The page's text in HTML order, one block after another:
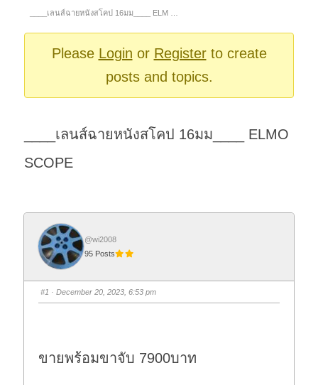
breadcrumbs
____เลนส์ฉายหนังสโคป 16มม____ ELM …
Please Login or Registerto create
posts and topics.
____เลนส์ฉายหนังสโคป 16มม____ ELMO
SCOPE
@wi2008
95 Posts
#1 · December 20, 2023, 6:53 pm
ขายพร้อมขาจับ 7900บาท